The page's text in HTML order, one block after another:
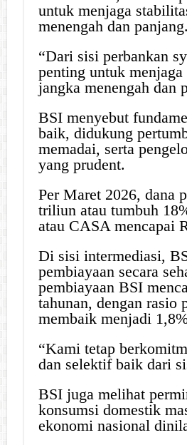
untuk menjaga
menengah dan panjang.
“Dari sisi perbankan
penting untuk
jangka menengah dan
BSI menyebut
baik, didukung
memadai, serta
yang prudent.
Per Maret 2026, dana
triliun atau tumbuh
atau CASA mencapai
Di sisi intermediasi,
pembiayaan secara
pembiayaan BSI
tahunan, dengan rasio
membaik menjadi
“Kami tetap
dan selektif baik dari
BSI juga melihat
konsumsi domestik
ekonomi nasional